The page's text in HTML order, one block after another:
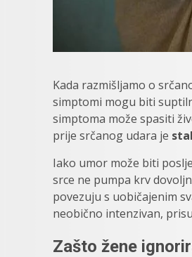
Kada razmišljamo o
simptomi mogu biti
simptoma može spasiti
prije srčanog udara je
Iako umor može biti
srce ne pumpa krv
povezuju s uobičajenim
neobično intenzivan,
Zašto žene